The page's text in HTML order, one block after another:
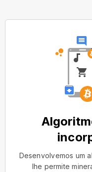
Desenvolvemos um
lhe permite